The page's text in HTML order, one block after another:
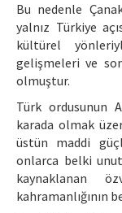
Bu nedenle
yalnız Türkiye
kültürel
gelişmeleri ve
olmuştur.
Türk ordusunun
karada olmak
üstün maddi
onlarca belki
kaynaklanan
kahramanlığının